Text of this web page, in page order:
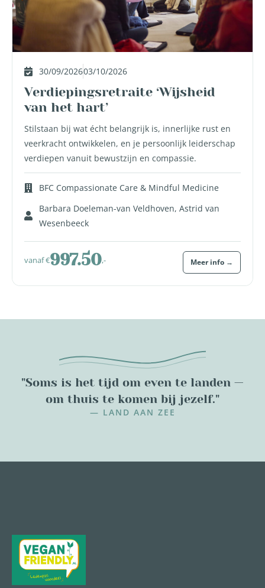
30/09/202603/10/2026
Verdiepingsretraite ‘Wijsheid
van het hart’
Stilstaan bij wat écht belangrijk is, innerlijke rust en
veerkracht ontwikkelen, en je persoonlijk leiderschap
verdiepen vanuit bewustzijn en compassie.
BFC Compassionate Care & Mindful Medicine
Barbara Doeleman-van Veldhoven, Astrid van
Wesenbeeck
vanaf €997.50,- Meer info →
"Soms is het tijd om even te landen —
om thuis te komen bij jezelf."
— LAND AAN ZEE